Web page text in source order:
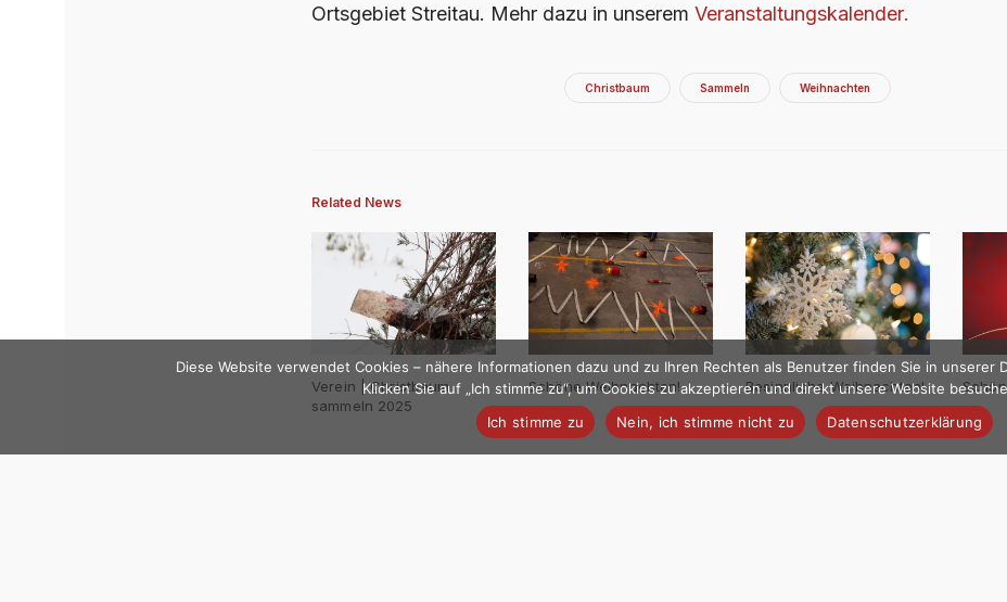
Ortsgebiet Streitau. Mehr dazu in unserem Veranstaltungskalender.
Christbaum Sammeln Weihnachten
Related News
Verein | Christbaum
sammeln 2025
Schöne Weihnachten! Besinnliche Weihnachten!
Diese Website verwendet Cookies – nähere Informationen dazu und zu Ihren Rechten als Benutzer finden Sie in unserer
Klicken Sie auf „Ich stimme zu“, um Cookies zu akzeptieren und direkt unsere Website
Ich stimme zu
Nein, ich stimme nicht zu Datenschutzerklärung